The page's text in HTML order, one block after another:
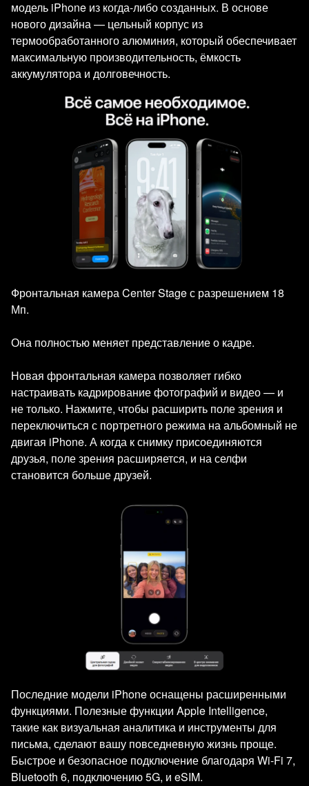
модель iPhone из когда-либо созданных. В основе
нового дизайна — цельный корпус из
термообработанного алюминия, который обеспечивает
максимальную производительность, ёмкость
аккумулятора и долговечность.
Фронтальная камера Center Stage с разрешением 18
Мп.
Она полностью меняет представление о кадре.
Новая фронтальная камера позволяет гибко
настраивать кадрирование фотографий и видео — и
не только. Нажмите, чтобы расширить поле зрения и
переключиться с портретного режима на альбомный не
двигая iPhone. А когда к снимку присоединяются
друзья, поле зрения расширяется, и на селфи
становится больше друзей.
Последние модели iPhone оснащены расширенными
функциями. Полезные функции Apple Intelligence,
такие как визуальная аналитика и инструменты для
письма, сделают вашу повседневную жизнь проще.
Быстрое и безопасное подключение благодаря Wi‑Fi 7,
Bluetooth 6, подключению 5G, и eSIM.